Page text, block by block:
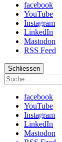
facebook
YouTube
Instagram
LinkedIn
Mastodon
RSS Feed
Schliessen
Suche
facebook
YouTube
Instagram
LinkedIn
Mastodon